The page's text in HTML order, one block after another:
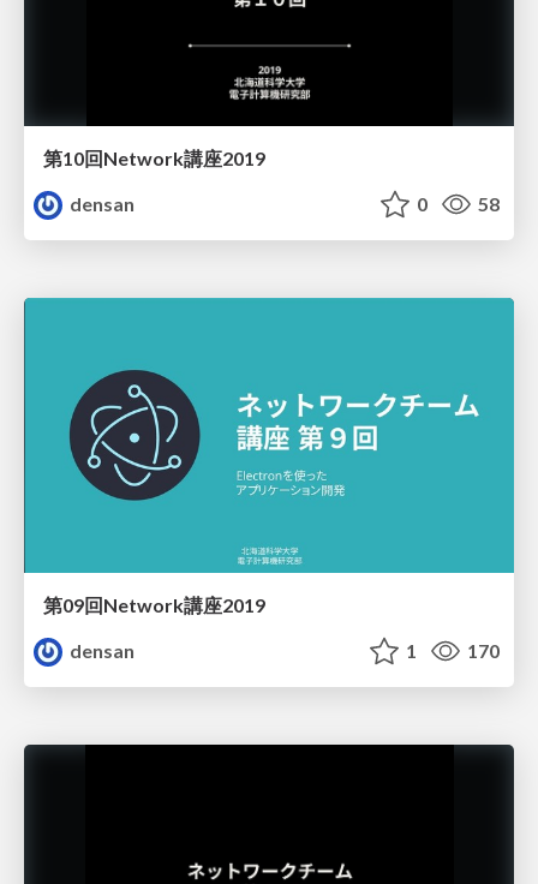
第10回Network講座2019
densan
0 58
第09回Network講座2019
densan
1 170